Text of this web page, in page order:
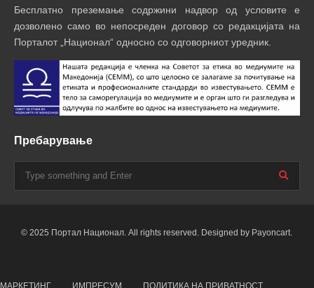
Бесплатно преземање содржини надвор од условите е
дозволено само во непосреден договор со редакцијата на
Порталот „Национал“ односно со одговорниот уредник.
Пребарување
© 2025 Портал Национал. All rights reserved. Designed by Payoncart.
МАРКЕТИНГ ИМПРЕСУМ ПОЛИТИКА НА ПРИВАТНОСТ